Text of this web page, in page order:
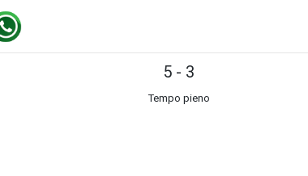
5 - 3
Tempo pieno